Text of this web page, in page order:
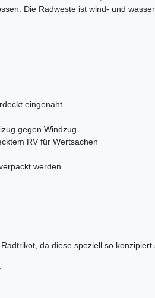
Die Radweste ist wind- und
eingenäht
gegen Windzug
RV für Wertsachen
werden
da diese speziell so konzipiert